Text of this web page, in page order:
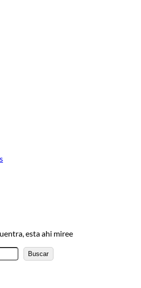
esta ahi miree
B
u
Buscar